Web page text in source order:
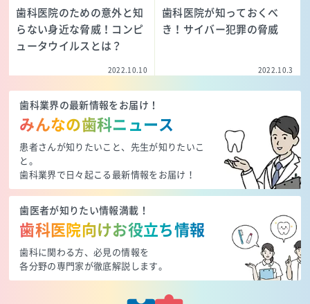
歯科医院のための意外と知
らない身近な脅威！コンピ
ュータウイルスとは？
2022.10.10
歯科医院が知っておくべ
き！サイバー犯罪の脅威
2022.10.3
歯科業界の最新情報をお届け！
みんなの歯科ニュース
患者さんが知りたいこと、先生が知りたいこ
と。
歯科業界で日々起こる最新情報をお届け！
歯医者が知りたい情報満載！
歯科医院向けお役立ち情報
歯科に関わる方、必見の情報を
各分野の専門家が徹底解説します。